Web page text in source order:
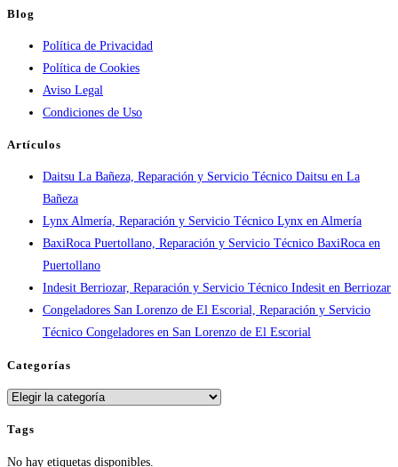
por
ciudad:
disponibilidad
real
en
España
Blog
Política de Privacidad
Política de Cookies
Aviso Legal
Condiciones de Uso
Artículos
Daitsu La Bañeza, Reparación y Servicio Técnico Daitsu en La
Bañeza
Lynx Almería, Reparación y Servicio Técnico Lynx en Almería
BaxiRoca Puertollano, Reparación y Servicio Técnico BaxiRoca en
Puertollano
Indesit Berriozar, Reparación y Servicio Técnico Indesit en Berriozar
Congeladores San Lorenzo de El Escorial, Reparación y Servicio
Técnico Congeladores en San Lorenzo de El Escorial
Categorías
Categorías
Tags
No hay etiquetas disponibles.